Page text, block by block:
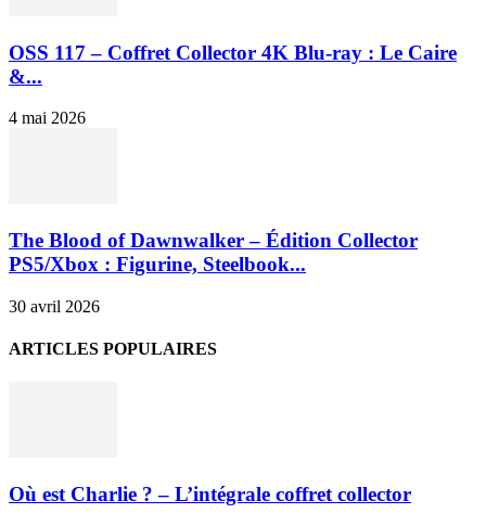
OSS 117 – Coffret Collector 4K Blu-ray : Le Caire
&...
4 mai 2026
The Blood of Dawnwalker – Édition Collector
PS5/Xbox : Figurine, Steelbook...
30 avril 2026
ARTICLES POPULAIRES
Où est Charlie ? – L’intégrale coffret collector